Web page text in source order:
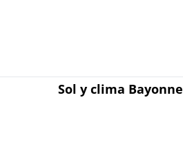
Sol y clima Bayonne